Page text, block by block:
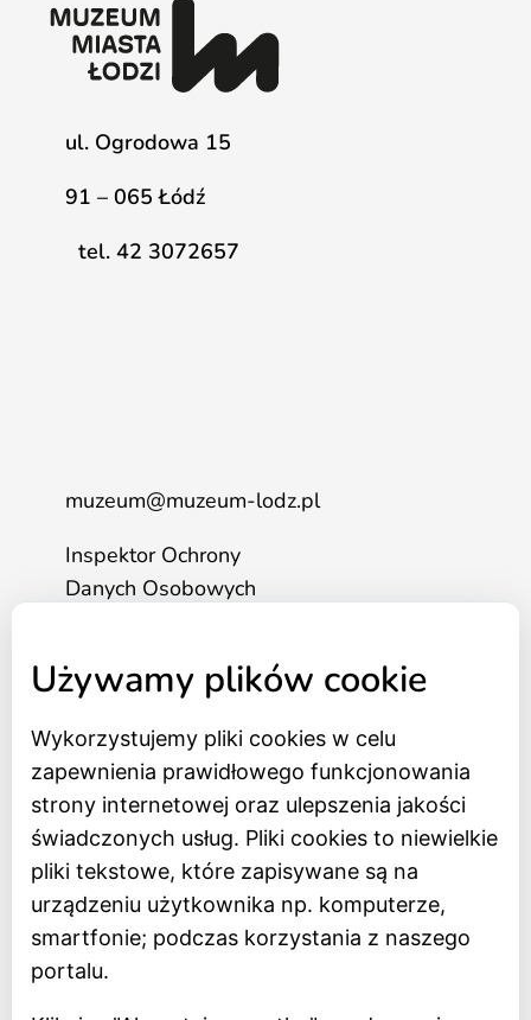
ul. Ogrodowa 15
91 – 065 Łódź
tel. 42 3072657
muzeum@muzeum-lodz.pl
Inspektor Ochrony
Danych Osobowych
Strona główna
Bilety online
BIP
Oceń Muzeum
Newsletter
Deklaracja dostępności
Używamy plików cookie
Wykorzystujemy pliki cookies w celu
zapewnienia prawidłowego funkcjonowania
strony internetowej oraz ulepszenia jakości
świadczonych usług. Pliki cookies to niewielkie
pliki tekstowe, które zapisywane są na
urządzeniu użytkownika np. komputerze,
smartfonie; podczas korzystania z naszego
portalu.